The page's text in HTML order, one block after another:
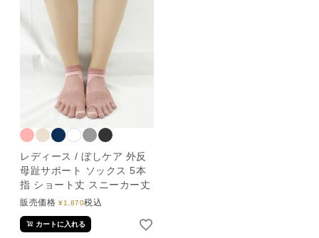
レディース / ぼしケア 外反
母趾サポート ソックス 5本
指 ショート丈 スニーカー丈
販売価格 ¥1,870税込
カートに入れる